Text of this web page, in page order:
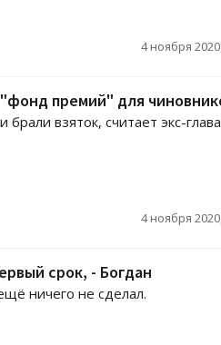
4 ноября
премий" для
взяток, считает экс-глава
4 ноября
срок, - Богдан
ничего не сделал.